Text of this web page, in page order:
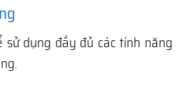
sử dụng đầy đủ các tính năng